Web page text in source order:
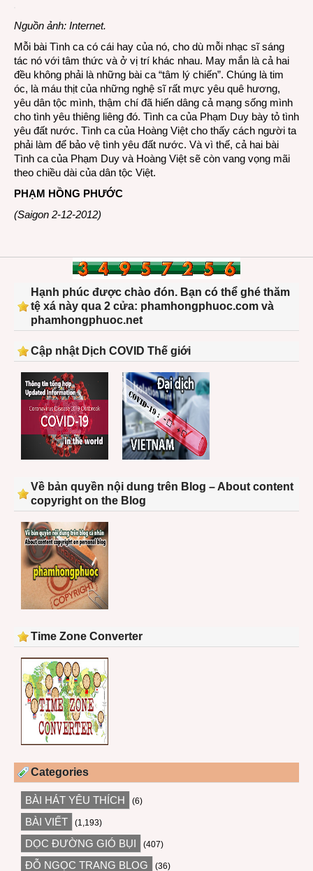
Nguồn ảnh: Internet.
Mỗi bài Tình ca có cái hay của nó, cho dù mỗi nhạc sĩ sáng
tác nó với tâm thức và ở vị trí khác nhau. May mắn là cả hai
đều không phải là những bài ca “tâm lý chiến”. Chúng là tim
óc, là máu thịt của những nghệ sĩ rất mực yêu quê hương,
yêu dân tộc mình, thậm chí đã hiến dâng cả mạng sống mình
cho tình yêu thiêng liêng đó. Tình ca của Phạm Duy bày tỏ tình
yêu đất nước. Tình ca của Hoàng Việt cho thấy cách người ta
phải làm để bảo vệ tình yêu đất nước. Và vì thế, cả hai bài
Tình ca của Phạm Duy và Hoàng Việt sẽ còn vang vọng mãi
theo chiều dài của dân tộc Việt.
PHẠM HỒNG PHƯỚC
(Saigon 2-12-2012)
Hạnh phúc được chào đón. Bạn có thể ghé thăm
tệ xá này qua 2 cửa: phamhongphuoc.com và
phamhongphuoc.net
Cập nhật Dịch COVID Thế giới
Về bản quyền nội dung trên Blog – About content
copyright on the Blog
Time Zone Converter
Categories
BÀI HÁT YÊU THÍCH (6)
BÀI VIẾT (1,193)
DỌC ĐƯỜNG GIÓ BỤI (407)
ĐỖ NGỌC TRANG BLOG (36)